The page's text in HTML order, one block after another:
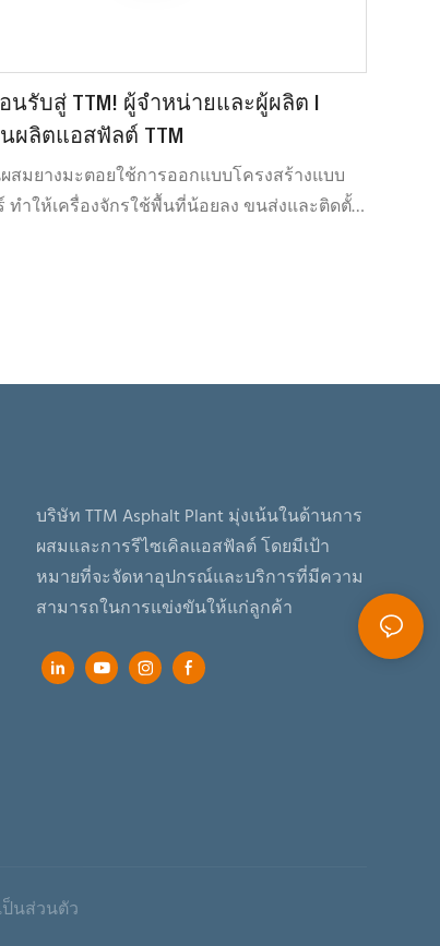
นรับสู่ TTM! ผู้จำหน่ายและผู้ผลิต |
นผลิตแอสฟัลต์ TTM
สมยางมะตอยใช้การออกแบบโครงสร้างแบบ
ทำให้เครื่องจักรใช้พื้นที่น้อยลง ขนส่งและติดตั้ง
บริษัท TTM Asphalt Plant มุ่งเน้นในด้านการ
ผสมและการรีไซเคิลแอสฟัลต์ โดยมีเป้า
หมายที่จะจัดหาอุปกรณ์และบริการที่มีความ
สามารถในการแข่งขันให้แก่ลูกค้า
นส่วนตัว